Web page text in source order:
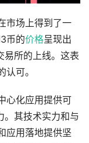
市场上得到了一
币的价格呈现出
易所的上线。这表
可。
心化应用提供可
。其技术实力和与
应用落地提供坚